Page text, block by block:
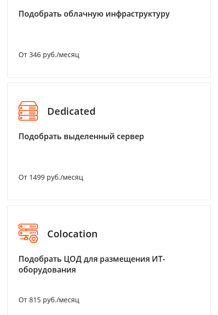
Подобрать облачную инфраструктуру
От 346 руб./месяц
Dedicated
Подобрать выделенный сервер
От 1499 руб./месяц
Colocation
Подобрать ЦОД для размещения ИТ-
оборудования
От 815 руб./месяц